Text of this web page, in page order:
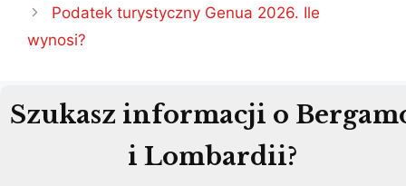
Podatek turystyczny Genua 2026. Ile
wynosi?
Szukasz informacji o
i Lombardii?